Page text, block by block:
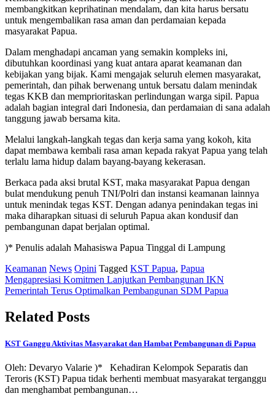
membangkitkan keprihatinan mendalam, dan kita harus bersatu
untuk mengembalikan rasa aman dan perdamaian kepada
masyarakat Papua.
Dalam menghadapi ancaman yang semakin kompleks ini,
dibutuhkan koordinasi yang kuat antara aparat keamanan dan
kebijakan yang bijak. Kami mengajak seluruh elemen masyarakat,
pemerintah, dan pihak berwenang untuk bersatu dalam menindak
tegas KKB dan memprioritaskan perlindungan warga sipil. Papua
adalah bagian integral dari Indonesia, dan perdamaian di sana adalah
tanggung jawab bersama kita.
Melalui langkah-langkah tegas dan kerja sama yang kokoh, kita
dapat membawa kembali rasa aman kepada rakyat Papua yang telah
terlalu lama hidup dalam bayang-bayang kekerasan.
Berkaca pada aksi brutal KST, maka masyarakat Papua dengan
bulat mendukung penuh TNI/Polri dan instansi keamanan lainnya
untuk menindak tegas KST. Dengan adanya penindakan tegas ini
maka diharapkan situasi di seluruh Papua akan kondusif dan
pembangunan dapat berjalan optimal.
)* Penulis adalah Mahasiswa Papua Tinggal di Lampung
Keamanan News Opini Tagged KST Papua, Papua
Post
navigation
Mengapresiasi Komitmen Lanjutkan Pembangunan IKN
Pemerintah Terus Optimalkan Pembangunan SDM Papua
Related Posts
KST Ganggu Aktivitas Masyarakat dan Hambat Pembangunan di Papua
Oleh: Devaryo Valarie )* Kehadiran Kelompok Separatis dan
Teroris (KST) Papua tidak berhenti membuat masyarakat terganggu
dan menghambat pembangunan…